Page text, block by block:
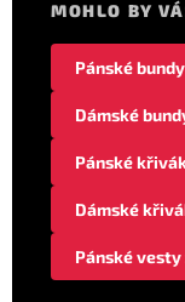
MOHLO BY
Pánské
Dámské
Pánské
Dámské
Pánské vesty